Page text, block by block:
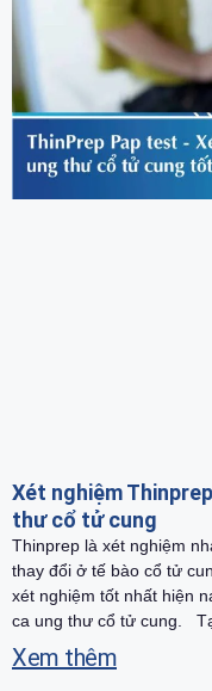
Xét nghiệm
thư cổ tử cung
Thinprep là xét nghiệm
thay đổi ở tế bào cổ tử
xét nghiệm tốt nhất hiện
ca ung thư cổ tử cung.
Xem thêm